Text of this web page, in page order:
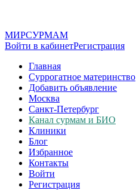
МИРСУРМАМ
Войти в кабинетРегистрация
Главная
Суррогатное материнство
Добавить объявление
Москва
Санкт-Петербург
Канал сурмам и БИО
Клиники
Блог
Избранное
Контакты
Войти
Регистрация